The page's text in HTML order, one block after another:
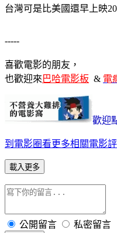
台灣可是比美國還早上映
-----
喜歡電影的朋友，
也歡迎來 巴哈電影板 & 電
歡迎
到電影圈看更多相關電影
載入更多
公開留言 私密留言